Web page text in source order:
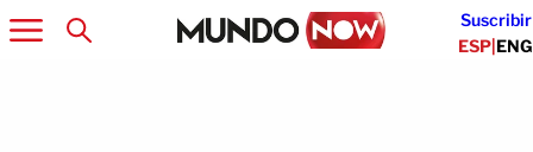
Suscribir
ESP|ENG